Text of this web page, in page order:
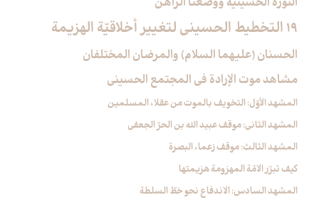
19 التخطيط الحسيني لتغيير أخلاقيّة الهزيمة
الحسنان (عليهما السلام) والمرضان المختلفان
مشاهد موت الإرادة في المجتمع الحسيني
المشهد الأوّل: التخويف بالموت من عقلاء المسلمين
المشهد الثاني: موقف عبيد الله بن الحرّ الجعفي
المشهد الثالث: موقف زعماء البصرة
كيف تبرّر الامّة المهزومة هزيمتها
المشهد السادس: الاندفاع نحو خطّ السلطة